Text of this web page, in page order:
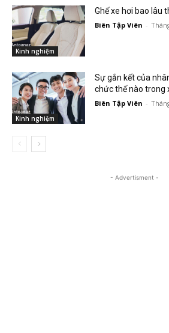
Kinh nghiệm
Ghế xe hơi bao lâu
Biên Tập Viên -
Kinh nghiệm
Sự gắn kết của
chức thế nào trong
Biên Tập Viên -
- Advertisment -